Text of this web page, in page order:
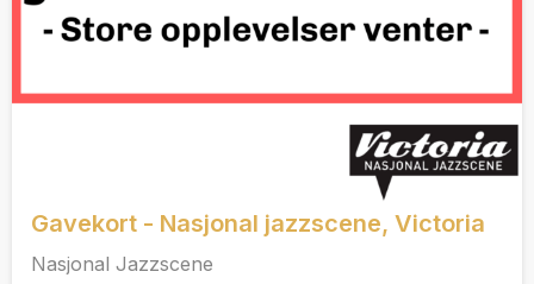
Gavekort - Nasjonal jazzscene, Victoria
Nasjonal Jazzscene